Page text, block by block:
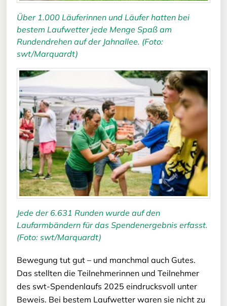
Über 1.000 Läuferinnen und Läufer hatten bei
bestem Laufwetter jede Menge Spaß am
Rundendrehen auf der Jahnallee. (Foto:
swt/Marquardt)
Jede der 6.631 Runden wurde auf den
Laufarmbändern für das Spendenergebnis erfasst.
(Foto: swt/Marquardt)
Bewegung tut gut – und manchmal auch Gutes.
Das stellten die Teilnehmerinnen und Teilnehmer
des swt-Spendenlaufs 2025 eindrucksvoll unter
Beweis. Bei bestem Laufwetter waren sie nicht zu